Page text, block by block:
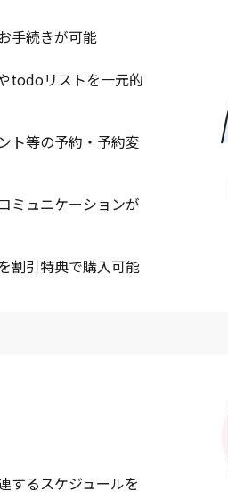
手続きが可能
todoリストを一元的
ト等の予約・予約変
ミュニケーションが
割引特典で購入可能
するスケジュールを